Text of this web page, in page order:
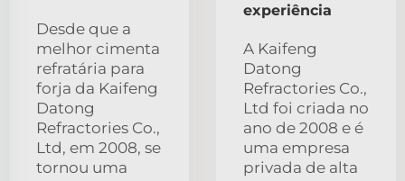
Desde que a
melhor cimenta
refratária para
forja da Kaifeng
Datong
Refractories Co.,
Ltd, em 2008, se
tornou uma
experiência
A Kaifeng
Datong
Refractories Co.,
Ltd foi criada no
ano de 2008 e é
uma empresa
privada de alta